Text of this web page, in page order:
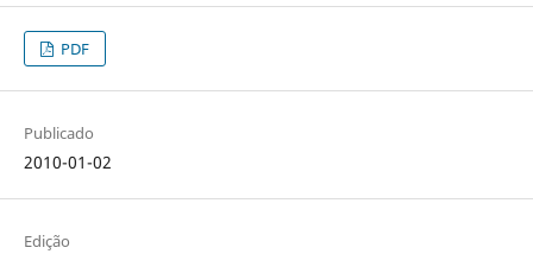
PDF
Publicado
2010-01-02
Edição